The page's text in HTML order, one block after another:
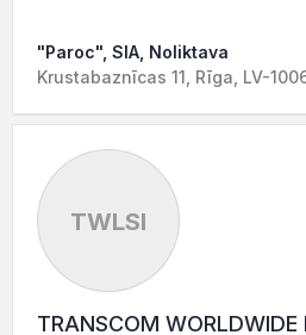
"Paroc", SIA, Noliktava
Krustabaznīcas 11, Rīga, LV-
TWLSI
TRANSCOM WORLDWIDE